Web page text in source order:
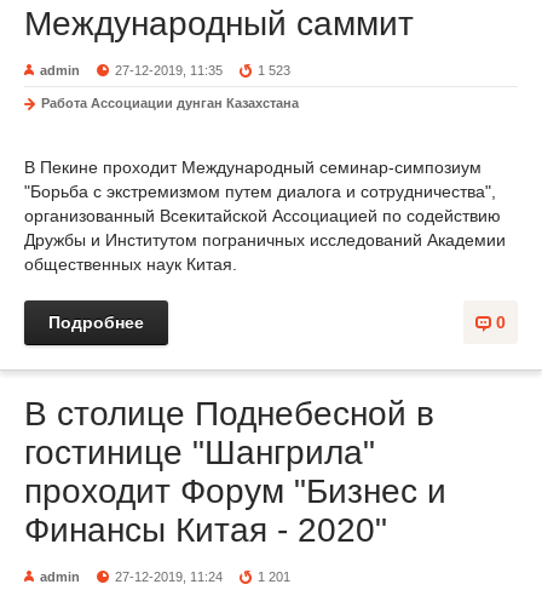
Международный саммит
admin 27-12-2019, 11:35 1 523
Работа Ассоциации дунган Казахстана
В Пекине проходит Международный семинар-симпозиум
"Борьба с экстремизмом путем диалога и сотрудничества",
организованный Всекитайской Ассоциацией по содействию
Дружбы и Институтом пограничных исследований Академии
общественных наук Китая.
0
Подробнее
В столице Поднебесной в
гостинице "Шангрила"
проходит Форум "Бизнес и
Финансы Китая - 2020"
admin 27-12-2019, 11:24 1 201